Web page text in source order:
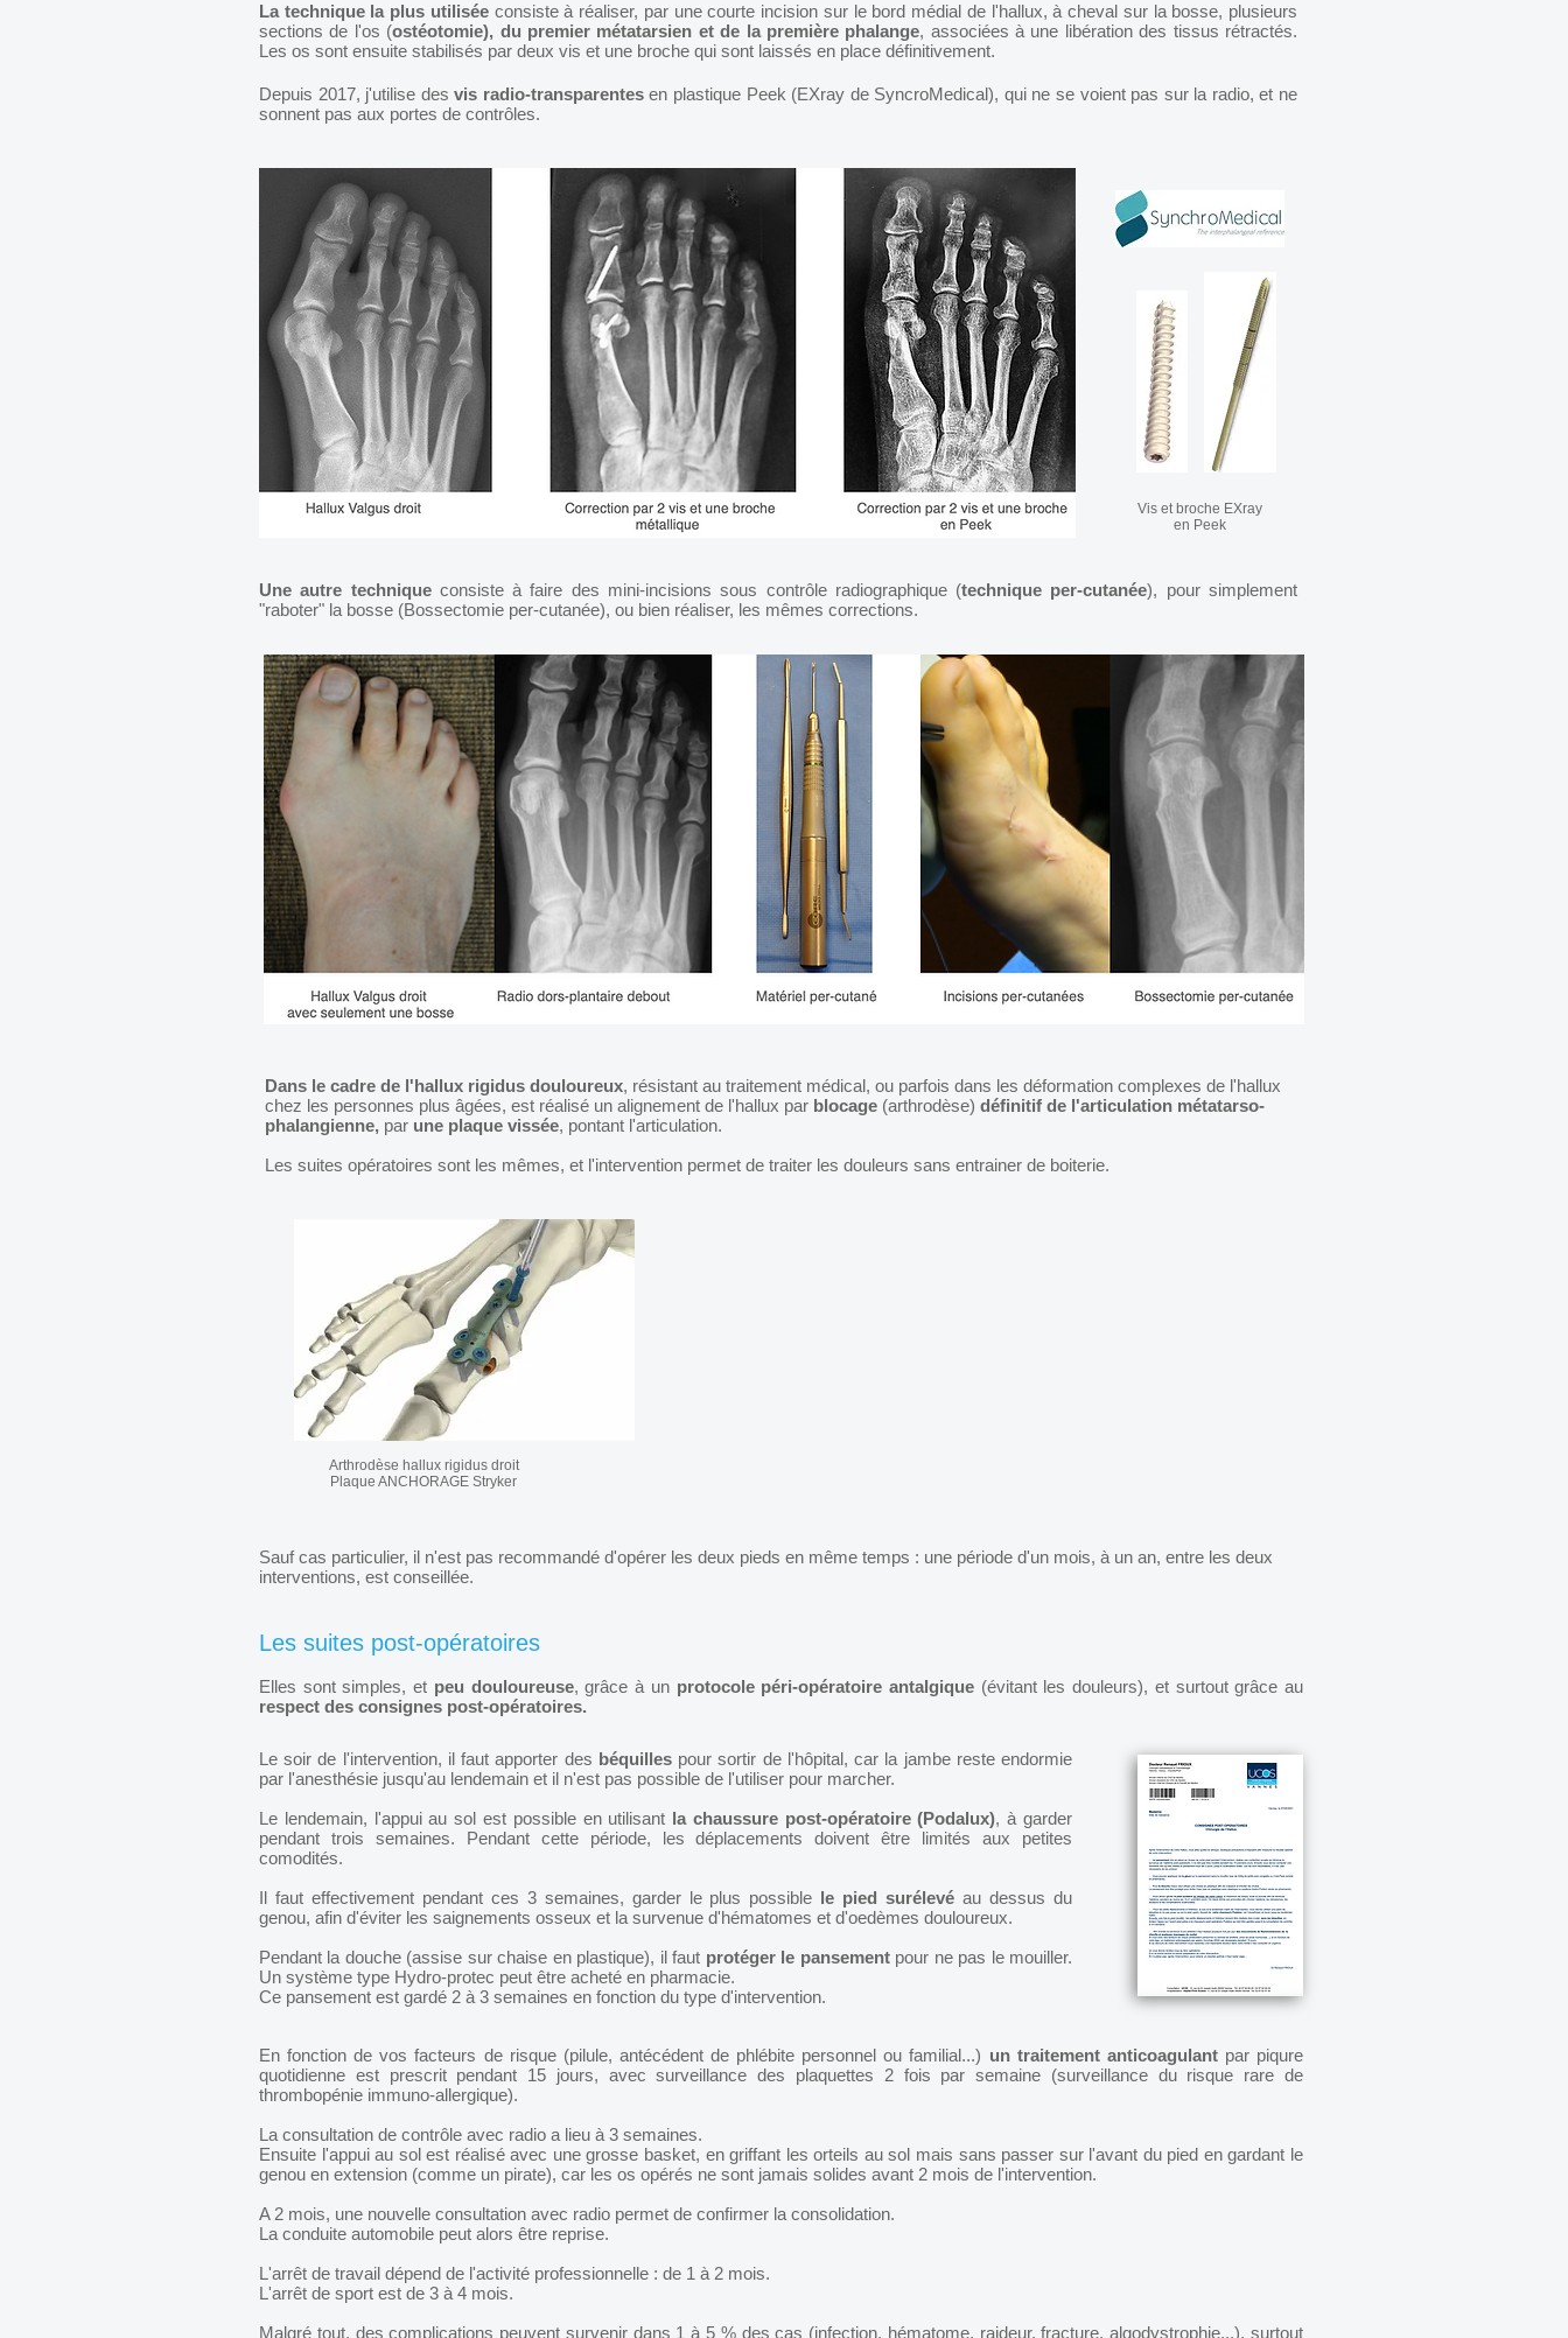
La technique la plus utiliséeconsiste à réaliser, par une courte incision sur le bord médial de l'hallux, à cheval sur la bosse, plusieurs
sections de l'os (ostéotomie), du premier métatarsien et de la première phalange, associées à une libération des tissus rétractés.
Les os sont ensuite stabilisés par deux vis et une broche qui sont laissés en place définitivement.
Depuis 2017, j'utilise des vis radio-transparentesen plastique Peek (EXray de SyncroMedical), qui ne se voient pas sur la radio, et ne
sonnent pas aux portes de contrôles.
Vis et broche EXray
en Peek
Une autre techniqueconsiste à faire des mini-incisions sous contrôle radiographique (technique per-cutanée), pour simplement
"raboter" la bosse (Bossectomie per-cutanée), ou bien réaliser, les mêmes corrections.
Dans le cadre de l'hallux rigidus douloureux, résistant au traitement médical, ou parfois dans les déformation complexes de l'hallux
chez les personnes plus âgées, est réalisé un alignement de l'hallux par blocage (arthrodèse) définitif de l'articulation métatarso-
phalangienne, par une plaque vissée, pontant l'articulation.
Les suites opératoires sont les mêmes, et l'intervention permet de traiter les douleurs sans entrainer de boiterie.
Arthrodèse hallux rigidus droit
Plaque ANCHORAGE Stryker
Sauf cas particulier, il n'est pas recommandé d'opérer les deux pieds en même temps : une période d'un mois, à un an, entre les deux
interventions, est conseillée.
Les suites post-opératoires
Elles sont simples, et peu douloureuse, grâce à un protocole péri-opératoire antalgique(évitant les douleurs), et surtout grâce au
respect des consignes post-opératoires.
Le soir de l'intervention, il faut apporter des béquillespour sortir de l'hôpital, car la jambe reste endormie
par l'anesthésie jusqu'au lendemain et il n'est pas possible de l'utiliser pour marcher.
Le lendemain, l'appui au sol est possible en utilisant la chaussure post-opératoire (Podalux), à garder
pendant trois semaines. Pendant cette période, les déplacements doivent être limités aux petites
comodités.
Il faut effectivement pendant ces 3 semaines, garder le plus possible le pied surélevéau dessus du
genou, afin d'éviter les saignements osseux et la survenue d'hématomes et d'oedèmes douloureux.
Pendant la douche (assise sur chaise en plastique), il faut protéger le pansementpour ne pas le mouiller.
Un système type Hydro-protec peut être acheté en pharmacie.
Ce pansement est gardé 2 à 3 semaines en fonction du type d'intervention.
En fonction de vos facteurs de risque (pilule, antécédent de phlébite personnel ou familial...) un traitement anticoagulant par piqure
quotidienne est prescrit pendant 15 jours, avec surveillance des plaquettes 2 fois par semaine (surveillance du risque rare de
thrombopénie immuno-allergique).
La consultation de contrôle avec radio a lieu à 3 semaines.
Ensuite l'appui au sol est réalisé avec une grosse basket, en griffant les orteils au sol mais sans passer sur l'avant du pied en gardant le
genou en extension (comme un pirate), car les os opérés ne sont jamais solides avant 2 mois de l'intervention.
A 2 mois, une nouvelle consultation avec radio permet de confirmer la consolidation.
La conduite automobile peut alors être reprise.
L'arrêt de travail dépend de l'activité professionnelle : de 1 à 2 mois.
L'arrêt de sport est de 3 à 4 mois.
Malgré tout, des complications peuvent survenir dans 1 à 5 % des cas (infection, hématome, raideur, fracture, algodystrophie...), surtout